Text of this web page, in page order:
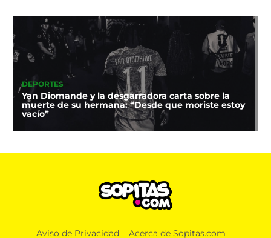
DEPORTES
Yan Diomande y la desgarradora carta sobre la
muerte de su hermana: “Desde que moriste estoy
vacío”
Aviso de Privacidad Acerca de Sopitas.com